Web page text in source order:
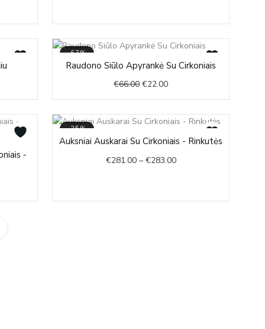
-67%
Raudono Siūlo Apyrankė Su Cirkoniais
€66.00
price
was:
€66.00.
€22.00
price
is:
€22.00.
-
-35%
Auksniai Auskarai Su Cirkoniais - Rinkutės
€281.00 – €283.00€281.00